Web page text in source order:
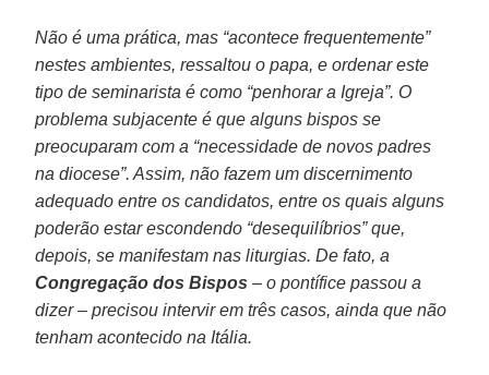
Não é uma prática, mas “acontece frequentemente”
nestes ambientes, ressaltou o papa, e ordenar este
tipo de seminarista é como “penhorar a Igreja”. O
problema subjacente é que alguns bispos se
preocuparam com a “necessidade de novos padres
na diocese”. Assim, não fazem um discernimento
adequado entre os candidatos, entre os quais alguns
poderão estar escondendo “desequilíbrios” que,
depois, se manifestam nas liturgias. De fato, a
Congregação dos Bispos – o pontífice passou a
dizer – precisou intervir em três casos, ainda que não
tenham acontecido na Itália.